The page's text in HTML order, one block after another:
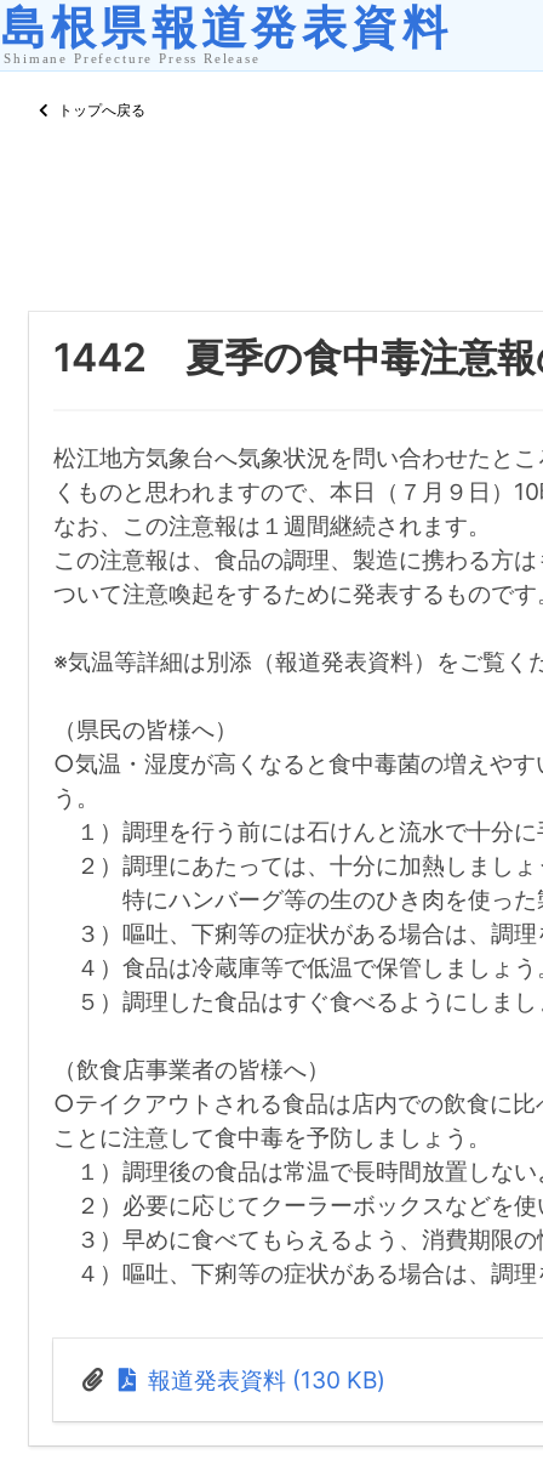
トップへ戻る
1442 夏季の食中毒注意報
松江地方気象台へ気象状況を問い合わせたと
くものと思われますので、本日（７月９日）
なお、この注意報は１週間継続されます。
この注意報は、食品の調理、製造に携わる方
ついて注意喚起をするために発表するものです
※気温等詳細は別添（報道発表資料）をご覧く
（県民の皆様へ）
○気温・湿度が高くなると食中毒菌の増えや
う。
１）調理を行う前には石けんと流水で十分
２）調理にあたっては、十分に加熱しましょ
特にハンバーグ等の生のひき肉を使った
３）嘔吐、下痢等の症状がある場合は、調
４）食品は冷蔵庫等で低温で保管しましょう
５）調理した食品はすぐ食べるようにしまし
（飲食店事業者の皆様へ）
○テイクアウトされる食品は店内での飲食に
ことに注意して食中毒を予防しましょう。
１）調理後の食品は常温で長時間放置しな
２）必要に応じてクーラーボックスなどを
３）早めに食べてもらえるよう、消費期限
４）嘔吐、下痢等の症状がある場合は、調
報道発表資料 (130 KB)